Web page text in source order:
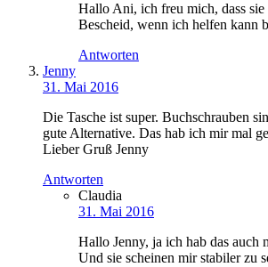
Hallo Ani, ich freu mich, dass
Bescheid, wenn ich helfen kann
Antworten
Jenny
31. Mai 2016
Die Tasche ist super. Buchschrauben
gute Alternative. Das hab ich mir mal
Lieber Gruß Jenny
Antworten
Claudia
31. Mai 2016
Hallo Jenny, ja ich hab das auch
Und sie scheinen mir stabiler zu